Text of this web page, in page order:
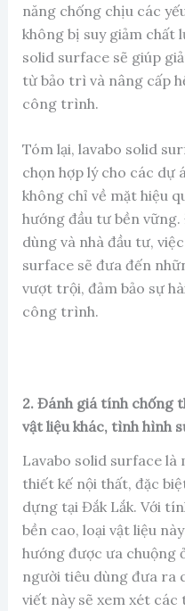
năng chống chịu các
không bị suy giảm chất
solid surface sẽ giúp
từ bảo trì và nâng cấp
công trình.
Tóm lại, lavabo solid
chọn hợp lý cho các dự
không chỉ về mặt hiệu
hướng đầu tư bền
dùng và nhà đầu tư,
surface sẽ đưa đến
vượt trội, đảm bảo sự
công trình.
2. Đánh giá tính chống
vật liệu khác, tình hình
Lavabo solid surface
thiết kế nội thất, đặc
dựng tại Đắk Lắk. Với
bền cao, loại vật liệu
hướng được ưa chuộng
người tiêu dùng đưa ra
viết này sẽ xem xét